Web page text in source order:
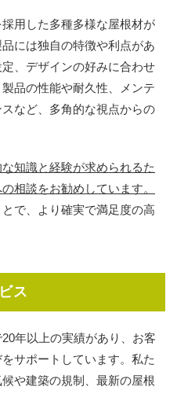
用した多種多様な屋根材が
には独自の特徴や利点があ
、デザインの好みに合わせ
品の性能や耐久性、メンテ
など、多角的な視点からの
知識と経験が求められるた
相談をお勧めしています。
で、より確実で満足度の高
ス
年以上の実績があり、お客
サポートしています。私た
や建築の規制、最新の屋根